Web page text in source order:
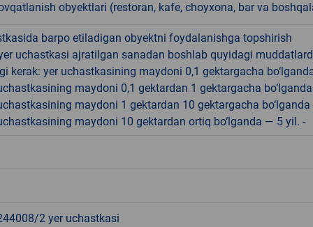
obyektlari (restoran, kafe, choyxona, bar va
barpo etiladigan obyektni foydalanishga topshirish
uchastkasi ajratilgan sanadan boshlab quyidagi
kerak: yer uchastkasining maydoni 0,1 gektargacha
maydoni 0,1 gektardan 1 gektargacha
maydoni 1 gektardan 10 gektargacha
maydoni 10 gektardan ortiq bo‘lganda — 5 yil. -
2 yer uchastkasi